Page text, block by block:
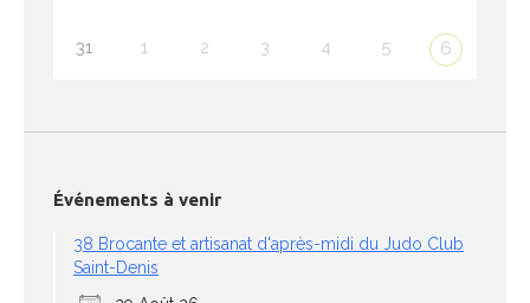
31 1 2 3 4 5 6
Événements à venir
38 Brocante et artisanat d'après-midi du Judo Club
Saint-Denis